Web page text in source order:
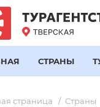
СТРАНЫ
страница Страны